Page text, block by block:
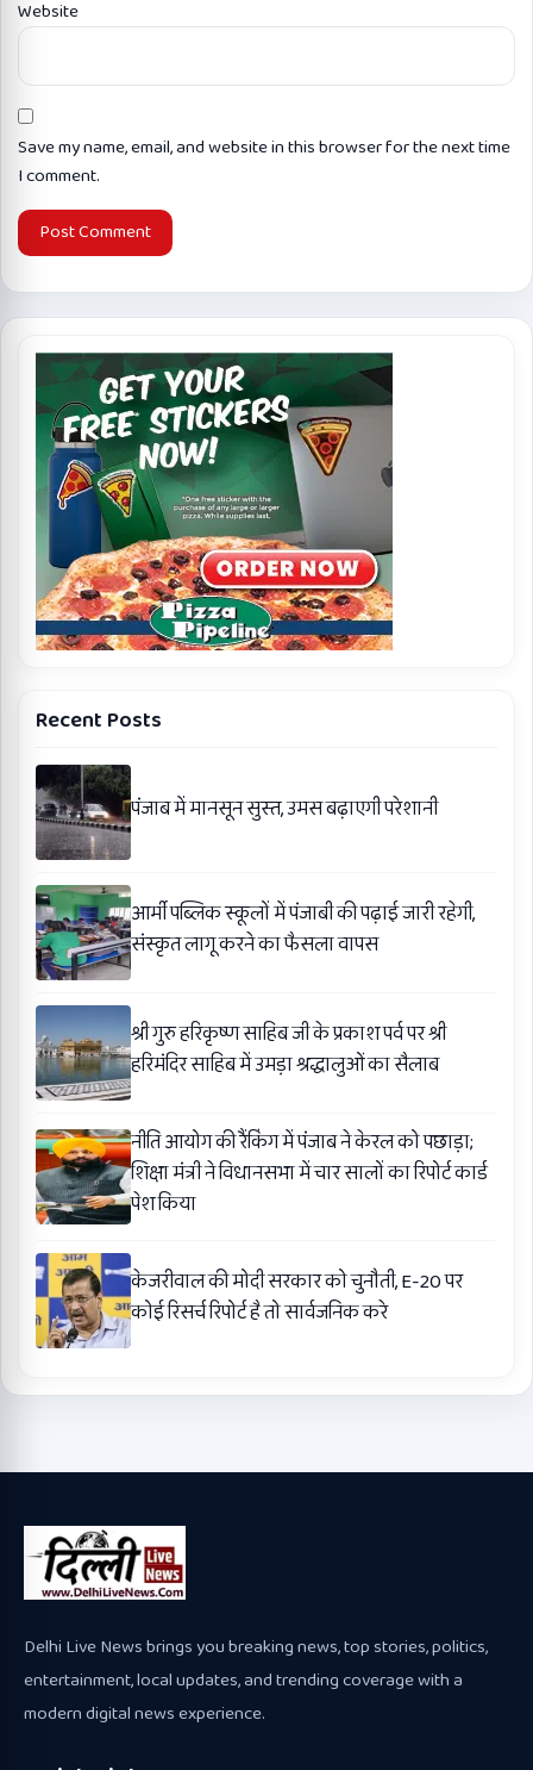
Website
Save my name, email, and website in this browser for the next time
I comment.
Recent Posts
पंजाब में मानसून सुस्त, उमस बढ़ाएगी परेशानी
आर्मी पब्लिक स्कूलों में पंजाबी की पढ़ाई जारी रहेगी,
संस्कृत लागू करने का फैसला वापस
श्री गुरु हरिकृष्ण साहिब जी के प्रकाश पर्व पर श्री
हरिमंदिर साहिब में उमड़ा श्रद्धालुओं का सैलाब
नीति आयोग की रैंकिंग में पंजाब ने केरल को पछाड़ा;
शिक्षा मंत्री ने विधानसभा में चार सालों का रिपोर्ट कार्ड
पेश किया
केजरीवाल की मोदी सरकार को चुनौती, E-20 पर
कोई रिसर्च रिपोर्ट है तो सार्वजनिक करे
Delhi Live News brings you breaking news, top stories, politics,
entertainment, local updates, and trending coverage with a
modern digital news experience.